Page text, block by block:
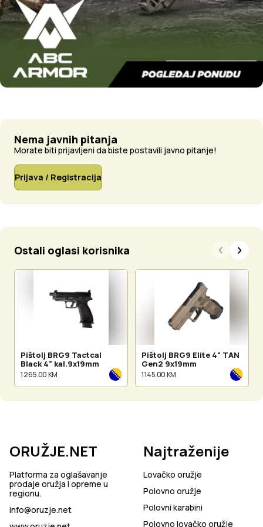
Nema javnih pitanja
Morate biti prijavljeni da biste postavili javno pitanje!
Prijava / Registracija
Ostali oglasi korisnika
Pištolj BRG9 Tactcal
Black 4" kal.9x19mm
1 265.00 KM
Pištolj BRG9 Elite 4" TAN
Gen2 9x19mm
1 145.00 KM
ORUŽJE.NET
Platforma za oglašavanje
prodaje oružja i opreme u
regionu.
info@oruzje.net
Najtraženije
Lovačko oružje
Polovno oružje
Polovni karabini
Polovno lovačko oružje